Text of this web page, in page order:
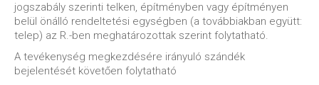
jogszabály szerinti telken, építményben vagy építményen
belül önálló rendeltetési egységben (a továbbiakban együtt:
telep) az R.-ben meghatározottak szerint folytatható.
A tevékenység megkezdésére irányuló szándék
bejelentését követően folytatható